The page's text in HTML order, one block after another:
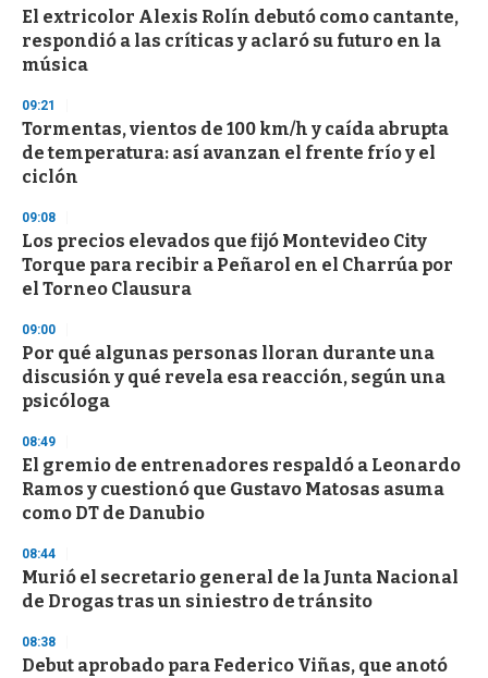
s
o
f
3
s
e
c
o
n
El extricolor Alexis Rolín debutó como cantante,
respondió a las críticas y aclaró su futuro en la
música
09:21
Tormentas, vientos de 100 km/h y caída abrupta
de temperatura: así avanzan el frente frío y el
ciclón
09:08
Los precios elevados que fijó Montevideo City
Torque para recibir a Peñarol en el Charrúa por
el Torneo Clausura
09:00
Por qué algunas personas lloran durante una
discusión y qué revela esa reacción, según una
psicóloga
08:49
El gremio de entrenadores respaldó a Leonardo
Ramos y cuestionó que Gustavo Matosas asuma
como DT de Danubio
08:44
Murió el secretario general de la Junta Nacional
de Drogas tras un siniestro de tránsito
08:38
Debut aprobado para Federico Viñas, que anotó